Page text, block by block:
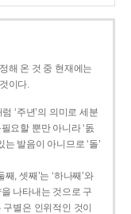
해 온 것 중 현재에는
이다.
‘주년’의 의미로 세분
요할 뿐만 아니라 ‘돐
발음이 아니므로 ‘돌’
, 셋째’는 ‘하나째’와
나타내는 것으로 구
별은 인위적인 것이